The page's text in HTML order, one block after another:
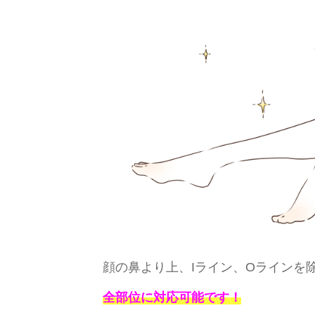
顔の鼻より上、Iライン、Oラインを
全部位に対応可能です！